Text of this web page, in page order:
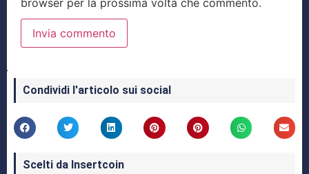
browser per la prossima volta che commento.
Condividi l'articolo sui social
Scelti da Insertcoin